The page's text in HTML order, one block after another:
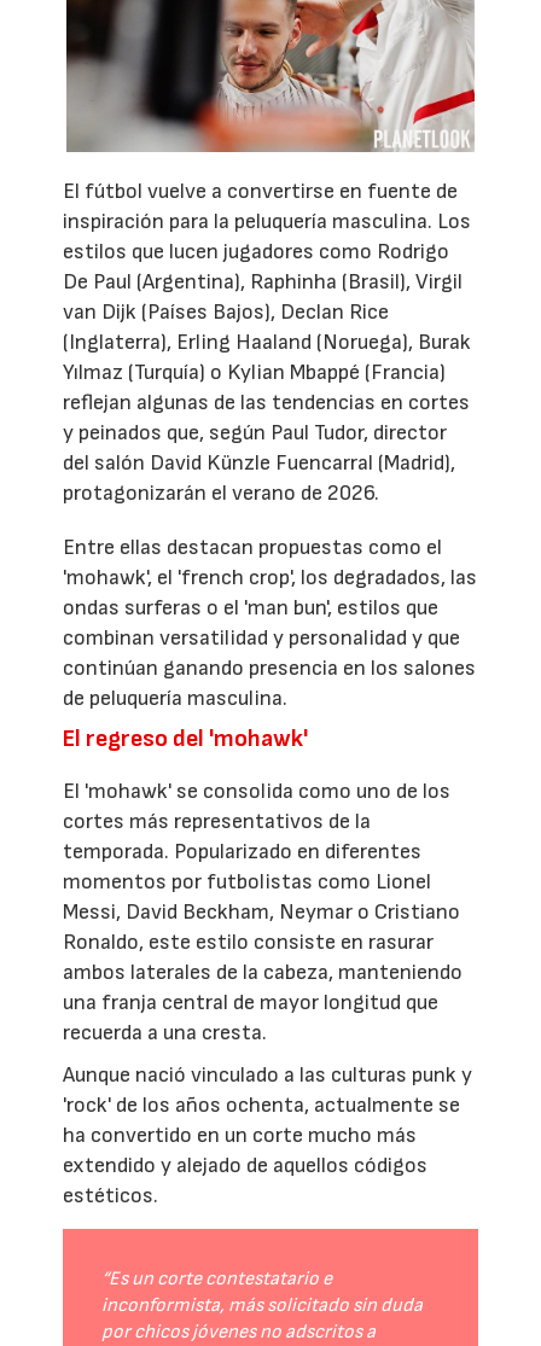
El fútbol vuelve a convertirse en fuente de
inspiración para la peluquería masculina. Los
estilos que lucen jugadores como Rodrigo
De Paul (Argentina), Raphinha (Brasil), Virgil
van Dijk (Países Bajos), Declan Rice
(Inglaterra), Erling Haaland (Noruega), Burak
Yılmaz (Turquía) o Kylian Mbappé (Francia)
reflejan algunas de las tendencias en cortes
y peinados que, según Paul Tudor, director
del salón David Künzle Fuencarral (Madrid),
protagonizarán el verano de 2026.
Entre ellas destacan propuestas como el
'mohawk', el 'french crop', los degradados, las
ondas surferas o el 'man bun', estilos que
combinan versatilidad y personalidad y que
continúan ganando presencia en los salones
de peluquería masculina.
El regreso del 'mohawk'
El 'mohawk' se consolida como uno de los
cortes más representativos de la
temporada. Popularizado en diferentes
momentos por futbolistas como Lionel
Messi, David Beckham, Neymar o Cristiano
Ronaldo, este estilo consiste en rasurar
ambos laterales de la cabeza, manteniendo
una franja central de mayor longitud que
recuerda a una cresta.
Aunque nació vinculado a las culturas punk y
'rock' de los años ochenta, actualmente se
ha convertido en un corte mucho más
extendido y alejado de aquellos códigos
estéticos.
“Es un corte contestatario e
inconformista, más solicitado sin duda
por chicos jóvenes no adscritos a